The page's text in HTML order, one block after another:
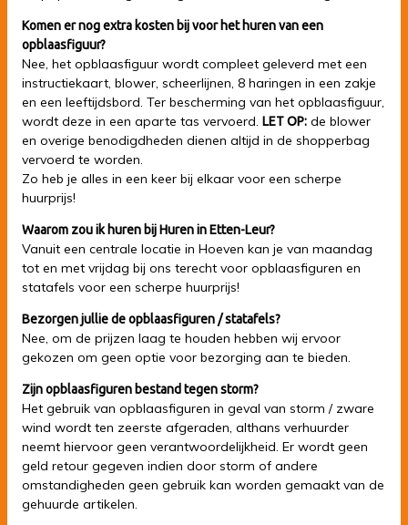
Komen er nog extra kosten bij voor het huren van een
opblaasfiguur?
Nee, het opblaasfiguur wordt compleet geleverd met een
instructiekaart, blower, scheerlijnen, 8 haringen in een zakje
en een leeftijdsbord. Ter bescherming van het opblaasfiguur,
wordt deze in een aparte tas vervoerd. LET OP: de blower
en overige benodigdheden dienen altijd in de shopperbag
vervoerd te worden.
Zo heb je alles in een keer bij elkaar voor een scherpe
huurprijs!
Waarom zou ik huren bij Huren in Etten-Leur?
Vanuit een centrale locatie in Hoeven kan je van maandag
tot en met vrijdag bij ons terecht voor opblaasfiguren en
statafels voor een scherpe huurprijs!
Bezorgen jullie de opblaasfiguren / statafels?
Nee, om de prijzen laag te houden hebben wij ervoor
gekozen om geen optie voor bezorging aan te bieden.
Zijn opblaasfiguren bestand tegen storm?
Het gebruik van opblaasfiguren in geval van storm / zware
wind wordt ten zeerste afgeraden, althans verhuurder
neemt hiervoor geen verantwoordelijkheid. Er wordt geen
geld retour gegeven indien door storm of andere
omstandigheden geen gebruik kan worden gemaakt van de
gehuurde artikelen.